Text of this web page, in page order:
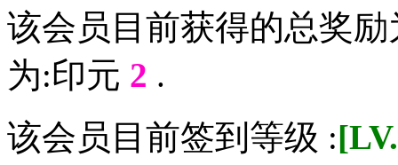
该会员目前获得的总奖
为:印元 2 .
该会员目前签到等级 :